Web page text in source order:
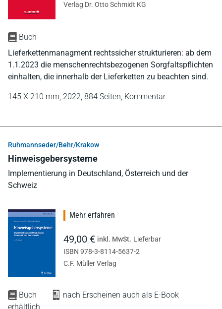
Buch
Lieferkettenmanagment rechtssicher strukturieren: ab dem
1.1.2023 die menschenrechtsbezogenen Sorgfaltspflichten
einhalten, die innerhalb der Lieferketten zu beachten sind.
145 X 210 mm, 2022, 884 Seiten, Kommentar
Verlag Dr. Otto Schmidt KG
Ruhmannseder/Behr/Krakow
Hinweisgebersysteme
Implementierung in Deutschland, Österreich und der
Schweiz
Buch
nach Erscheinen auch als E-Book
erhältlich
Mehr erfahren
49,00 € inkl. MwSt. Lieferbar
ISBN 978-3-8114-5637-2
C.F. Müller Verlag